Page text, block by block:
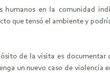
humanos en la comunidad
que tensó el ambiente y
de la visita es documentar
un nuevo caso de violencia